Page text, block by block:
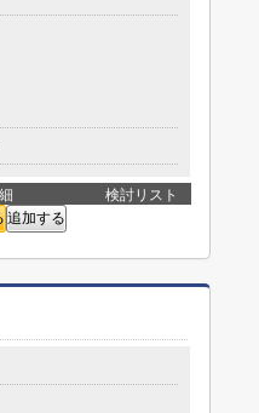
検討リスト
追加する